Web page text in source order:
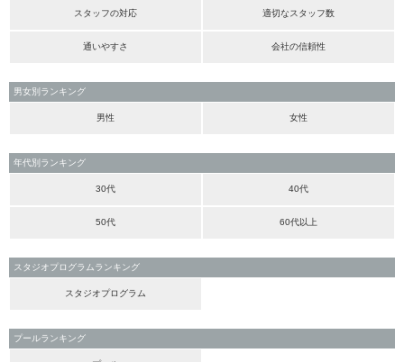
スタッフの対応 適切なスタッフ数
通いやすさ 会社の信頼性
男女別ランキング
男性 女性
年代別ランキング
30代 40代
50代 60代以上
スタジオプログラムランキング
スタジオプログラム
プールランキング